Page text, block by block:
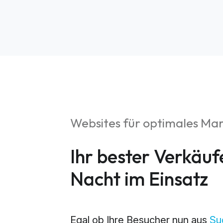
Web
Websites für optimales
Ihr bester
Nacht im Einsatz
Egal ob Ihre Besucher nun aus